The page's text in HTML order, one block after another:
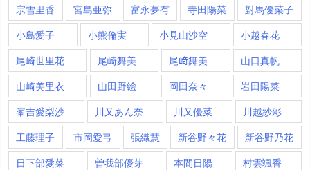
宗雪里香 宮島亜弥 富永夢有 寺田陽菜 對馬優菜子
小島愛子 小熊倫実 小見山沙空 小越春花
尾崎世里花 尾崎舞美 尾﨑舞美 山口真帆
山崎美里衣 山田野絵 岡田奈々 岩田陽菜
峯吉愛梨沙 川又あん奈 川又優菜 川越紗彩
工藤理子 市岡愛弓 張織慧 新谷野々花 新谷野乃花
日下部愛菜 曽我部優芽 本間日陽 村雲颯香